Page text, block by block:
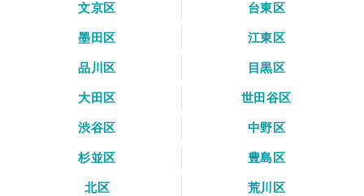
文京区
台東区
墨田区
江東区
品川区
目黒区
大田区
世田谷区
渋谷区
中野区
杉並区
豊島区
北区
荒川区